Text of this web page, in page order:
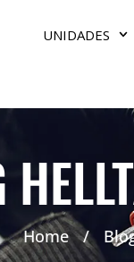
UNIDADES
Home /